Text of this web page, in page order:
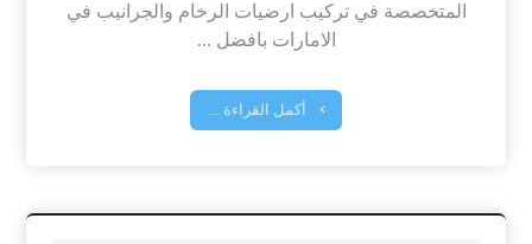
المتخصصة في تركيب ارضيات الرخام والجرانيب في
الامارات بافضل ...
أكمل القراءة ...